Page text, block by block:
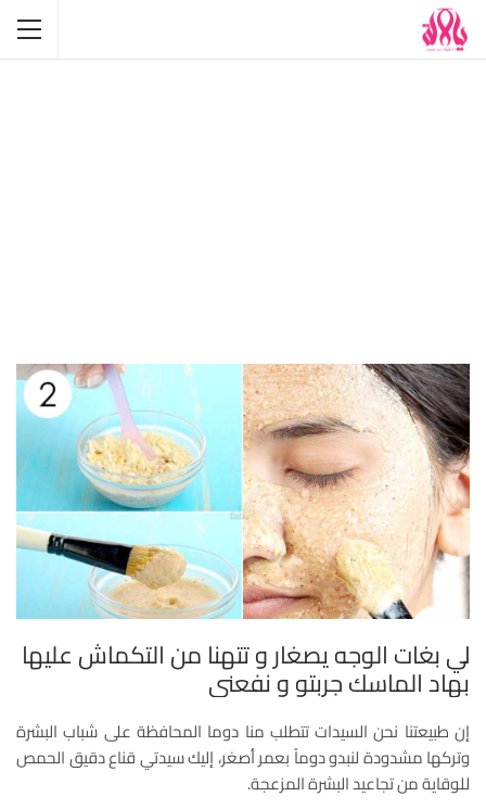
لي بغات الوجه يصغار و تتهنا من التكماش عليها
بهاد الماسك جربتو و نفعني
إن طبيعتنا نحن السيدات تتطلب منا دوما المحافظة على شباب البشرة
وتركها مشدودة لنبدو دوماً بعمر أصغر، إليك سيدتي قناع دقيق الحمص
للوقاية من تجاعيد البشرة المزعجة.